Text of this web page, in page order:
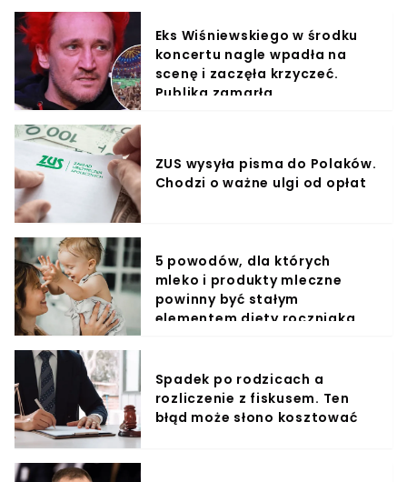
Eks Wiśniewskiego w środku
koncertu nagle wpadła na
scenę i zaczęła krzyczeć.
Publika zamarła
ZUS wysyła pisma do Polaków.
Chodzi o ważne ulgi od opłat
5 powodów, dla których
mleko i produkty mleczne
powinny być stałym
elementem diety roczniaka
Spadek po rodzicach a
rozliczenie z fiskusem. Ten
błąd może słono kosztować